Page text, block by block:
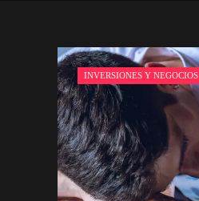
INVERSIONES Y NEGOCIOS